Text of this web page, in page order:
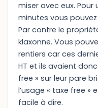
miser avec eux.
minutes vous
Par contre le
klaxonne. Vous
rentiers car ces
HT et ils avaient
free » sur leur pare
l’usage « taxe free »
facile à dire.